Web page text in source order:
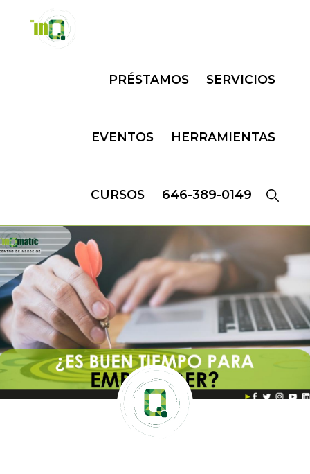
PRÉSTAMOS SERVICIOS
EVENTOS HERRAMIENTAS
CURSOS 646-389-0149